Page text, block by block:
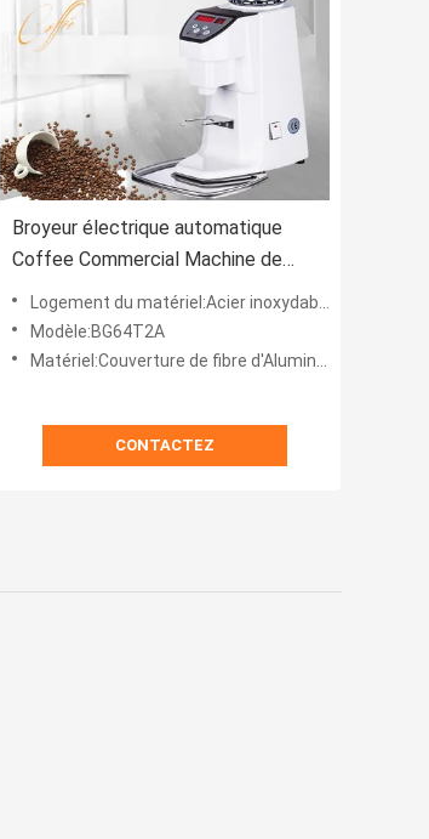
Broyeur électrique automatique
Coffee Commercial Machine de
cafè moulu pour le café
Logement du matériel:Acier inoxydable
Modèle:BG64T2A
Matériel:Couverture de fibre d'Aluminum+Carbon
CONTACTEZ